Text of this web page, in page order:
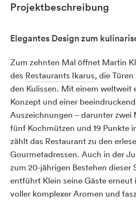
Projektbeschreibung
Elegantes Design zum
Zum zehnten Mal öffnet Martin
des Restaurants Ikarus, die
den Kulissen. Mit einem weltweit
Konzept und einer
Auszeichnungen – darunter zwei
fünf Kochmützen und 19 Punkte
zählt das Restaurant zu den
Gourmetadressen. Auch in der
zum 20-jährigen Bestehen dieser
entführt Klein seine Gäste erneut
voller komplexer Aromen und